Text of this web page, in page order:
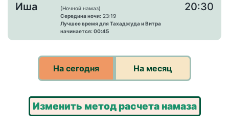
Иша
(Ночной намаз)
Середина ночи: 23:19
Лучшее время для Тахаджуда и Витра
начинается: 00:45
20:30
На сегодня На месяц
Изменить метод расчета намаза